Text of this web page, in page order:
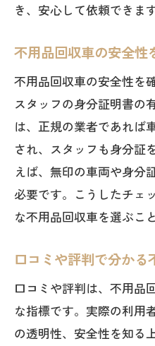
料金だけでなく
信頼できる不用
とが大切
スタッフ対応や
るコツ
不用品回収車を
トまとめ
秘訣
信頼できる回収車
不用品回収車で
法
き、安心して依頼できます
不用品回収車の安全性
不用品回収車の安全性を
スタッフの身分証明書の
は、正規の業者であれば
され、スタッフも身分証
えば、無印の車両や身分
必要です。こうしたチェ
な不用品回収車を選ぶこ
口コミや評判で分かる
口コミや評判は、不用品
な指標です。実際の利用
の透明性、安全性を知る